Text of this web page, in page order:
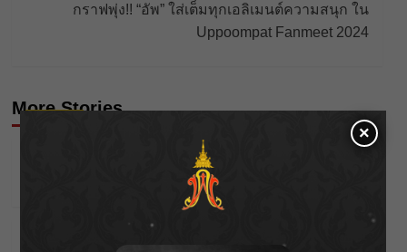
กราฟพุ่ง!! “อัพ” ใส่เต็มทุกเอลิเมนต์ความสนุก ใน
Uppoompat Fanmeet 2024
More Stories
×